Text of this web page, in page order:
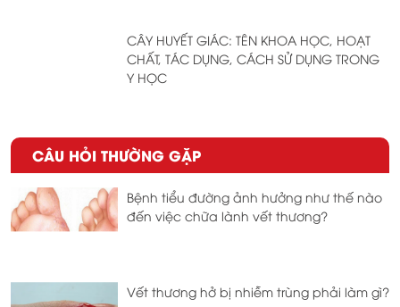
CÂY HUYẾT GIÁC: TÊN KHOA HỌC, HOẠT
CHẤT, TÁC DỤNG, CÁCH SỬ DỤNG TRONG
Y HỌC
CÂU HỎI THƯỜNG GẶP
Bệnh tiểu đường ảnh hưởng như thế nào
đến việc chữa lành vết thương?
Vết thương hở bị nhiễm trùng phải làm gì?